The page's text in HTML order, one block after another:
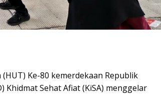
Ke-80 kemerdekaan Republik
Khidmat Sehat Afiat (KiSA) menggelar